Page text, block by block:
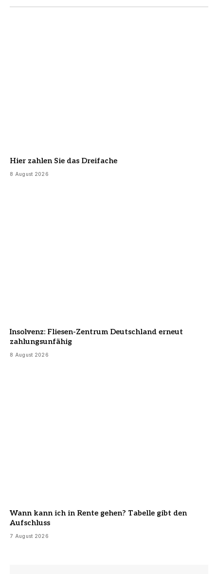
Hier zahlen Sie das Dreifache
8 August 2026
Insolvenz: Fliesen-Zentrum Deutschland erneut
zahlungsunfähig
8 August 2026
Wann kann ich in Rente gehen? Tabelle gibt den
Aufschluss
7 August 2026